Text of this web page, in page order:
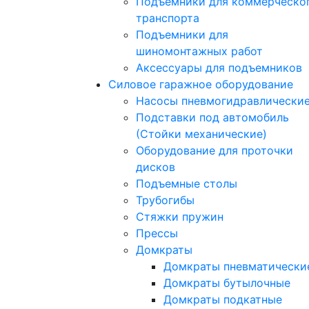
транспорта
Подъемники для
шиномонтажных работ
Аксессуары для подъемников
Силовое гаражное оборудование
Насосы
Подставки под автомобиль
(Стойки механические)
Оборудование для проточки
дисков
Подъемные столы
Трубогибы
Стяжки пружин
Прессы
Домкраты
Домкраты
Домкраты бутылочные
Домкраты подкатные